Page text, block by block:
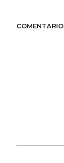
COMENTARIO